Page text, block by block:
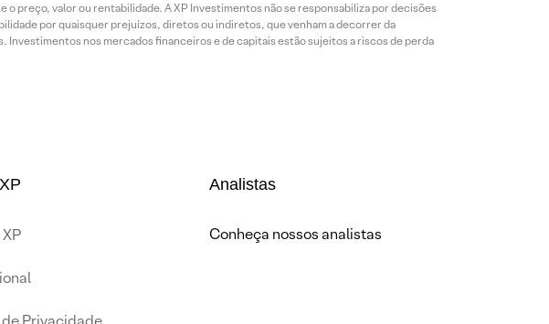
o preço, valor ou rentabilidade. A XP Investimentos não se responsabiliza por decisões
por quaisquer prejuízos, diretos ou indiretos, que venham a decorrer da
nos mercados financeiros e de capitais estão sujeitos a riscos de perda
Analistas
Conheça nossos analistas